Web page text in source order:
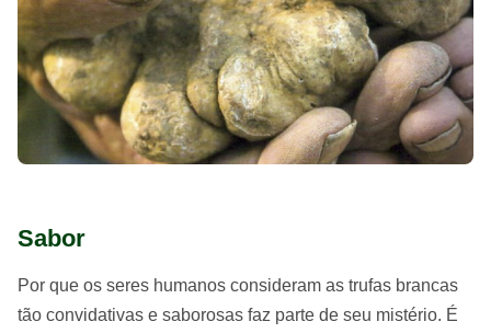
Sabor
Por que os seres humanos consideram as trufas brancas
tão convidativas e saborosas faz parte de seu mistério. É